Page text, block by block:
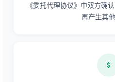
《委托代理协议》中双方确
再产生其他